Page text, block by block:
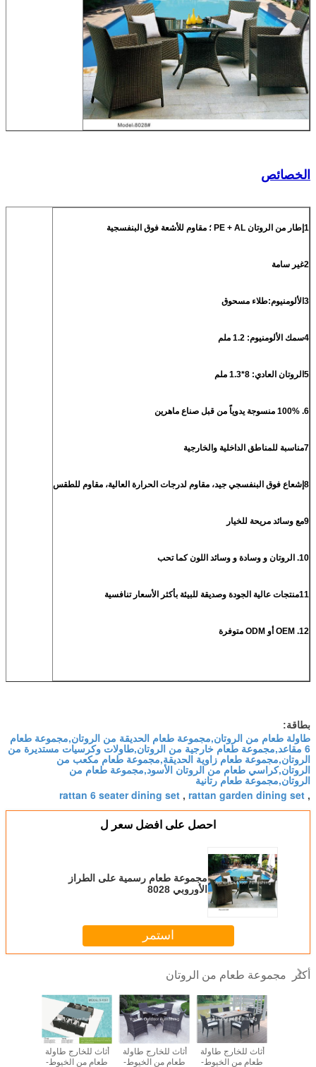
الخصائص
1إطار من الروتان PE + AL ؛ مقاوم للأشعة فوق البنفسجية
2غير سامة
3الألومنيوم:طلاء مسحوق
4سمك الألومنيوم: 1.2 ملم
5الروتان العادي: 8*1.3 ملم
6. 100% منسوجة يدوياً من قبل صناع ماهرين
7مناسبة للمناطق الداخلية والخارجية
8إشعاع فوق البنفسجي جيد، مقاوم لدرجات الحرارة العالية، مقاوم للطقس
9مع وسائد مريحة للخيار
10. الروتان و وسادة و وسائد اللون كما تحب
11منتجات عالية الجودة وصديقة للبيئة بأكثر الأسعار تنافسية
12. OEM أو ODM متوفرة
بطاقة:
طاولة طعام من الروتان,مجموعة طعام الحديقة من الروتان,مجموعة طعام
6 مقاعد,مجموعة طعام خارجية من الروتان,طاولات وكرسيات مستديرة من
الروتان,مجموعة طعام زاوية الحديقة,مجموعة طعام مكعب من
الروتان,كراسي طعام من الروتان الأسود,مجموعة طعام من
الروتان,مجموعة طعام رتانية
,
rattan garden dining set
,
rattan 6 seater dining set
احصل على افضل سعر ل
مجموعة طعام رسمية على الطراز
الأوروبي 8028
استمر
أكثر مجموعة طعام من الروتان
أثاث للخارج طاولة
طعام من الخيوط-
أثاث للخارج طاولة
طعام من الخيوط-
أثاث للخارج طاولة
طعام من الخيوط-